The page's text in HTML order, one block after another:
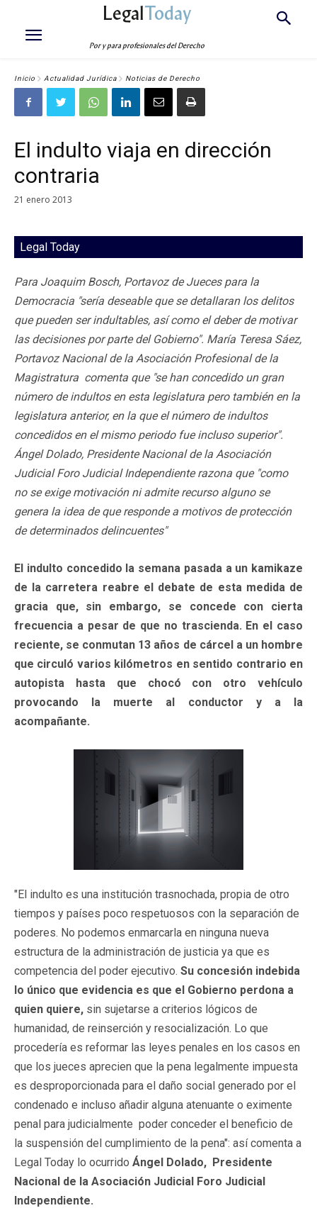
LegalToday
Por y para profesionales del Derecho
Inicio Actualidad Jurídica Noticias de Derecho
El indulto viaja en dirección
contraria
21 enero 2013
Legal Today
Para Joaquim Bosch, Portavoz de Jueces para la
Democracia "sería deseable que se detallaran los delitos
que pueden ser indultables, así como el deber de motivar
las decisiones por parte del Gobierno". María Teresa Sáez,
Portavoz Nacional de la Asociación Profesional de la
Magistratura comenta que "se han concedido un gran
número de indultos en esta legislatura pero también en la
legislatura anterior, en la que el número de indultos
concedidos en el mismo periodo fue incluso superior".
Ángel Dolado, Presidente Nacional de la Asociación
Judicial Foro Judicial Independiente razona que "como
no se exige motivación ni admite recurso alguno se
genera la idea de que responde a motivos de protección
de determinados delincuentes"
El indulto concedido la semana pasada a un kamikaze
de la carretera reabre el debate de esta medida de
gracia que, sin embargo, se concede con cierta
frecuencia a pesar de que no trascienda. En el caso
reciente, se conmutan 13 años de cárcel a un hombre
que circuló varios kilómetros en sentido contrario en
autopista hasta que chocó con otro vehículo
provocando la muerte al conductor y a la
acompañante.
"El indulto es una institución trasnochada, propia de otro
tiempos y países poco respetuosos con la separación de
poderes. No podemos enmarcarla en ninguna nueva
estructura de la administración de justicia ya que es
competencia del poder ejecutivo. Su concesión indebida
lo único que evidencia es que el Gobierno perdona a
quien quiere, sin sujetarse a criterios lógicos de
humanidad, de reinserción y resocialización. Lo que
procedería es reformar las leyes penales en los casos en
que los jueces aprecien que la pena legalmente impuesta
es desproporcionada para el daño social generado por el
condenado e incluso añadir alguna atenuante o eximente
penal para judicialmente poder conceder el beneficio de
la suspensión del cumplimiento de la pena": así comenta a
Legal Today lo ocurrido Ángel Dolado, Presidente
Nacional de la Asociación Judicial Foro Judicial
Independiente.